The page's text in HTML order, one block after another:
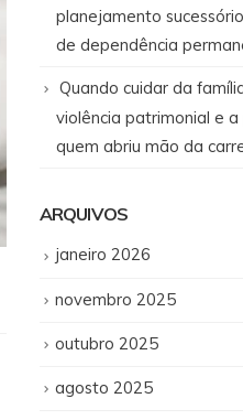
planejamento
de dependência
Quando cuidar da
violência patrimonial e
quem abriu mão da
ARQUIVOS
janeiro 2026
novembro 2025
outubro 2025
agosto 2025